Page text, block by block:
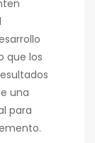
que los
una
para